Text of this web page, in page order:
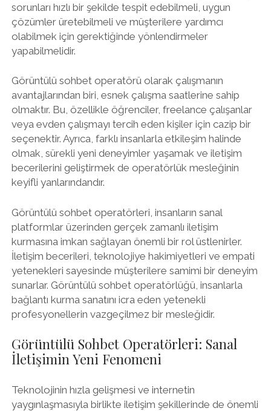
sorunları hızlı bir şekilde tespit edebilmeli, uygun
çözümler üretebilmeli ve müşterilere yardımcı
olabilmek için gerektiğinde yönlendirmeler
yapabilmelidir.
Görüntülü sohbet operatörü olarak çalışmanın
avantajlarından biri, esnek çalışma saatlerine sahip
olmaktır. Bu, özellikle öğrenciler, freelance çalışanlar
veya evden çalışmayı tercih eden kişiler için cazip bir
seçenektir. Ayrıca, farklı insanlarla etkileşim halinde
olmak, sürekli yeni deneyimler yaşamak ve iletişim
becerilerini geliştirmek de operatörlük mesleğinin
keyifli yanlarındandır.
Görüntülü sohbet operatörleri, insanların sanal
platformlar üzerinden gerçek zamanlı iletişim
kurmasına imkan sağlayan önemli bir rol üstlenirler.
İletişim becerileri, teknolojiye hakimiyetleri ve empati
yetenekleri sayesinde müşterilere samimi bir deneyim
sunarlar. Görüntülü sohbet operatörlüğü, insanlarla
bağlantı kurma sanatını icra eden yetenekli
profesyonellerin vazgeçilmez bir mesleğidir.
Görüntülü Sohbet Operatörleri: Sanal
İletişimin Yeni Fenomeni
Teknolojinin hızla gelişmesi ve internetin
yaygınlaşmasıyla birlikte iletişim şekillerinde de önemli